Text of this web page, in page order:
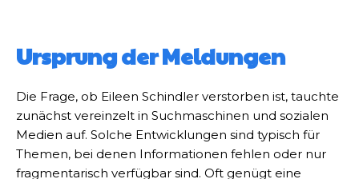
Ursprung der Meldungen
Die Frage, ob Eileen Schindler verstorben ist, tauchte
zunächst vereinzelt in Suchmaschinen und sozialen
Medien auf. Solche Entwicklungen sind typisch für
Themen, bei denen Informationen fehlen oder nur
fragmentarisch verfügbar sind. Oft genügt eine